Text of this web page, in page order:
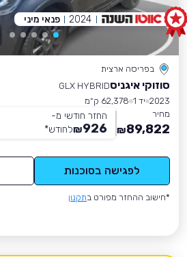
בפריסה ארצית
סוזוקי איגניסGLX HYBRID
2023 יד 1
62,378 ק״מ
מחיר
89,822
₪
החזר חודשי מ-
926
₪לחודש*
לפגישה בסוכנות
*חישוב ההחזר מפורט בתקנון
2024 פנאי מיני